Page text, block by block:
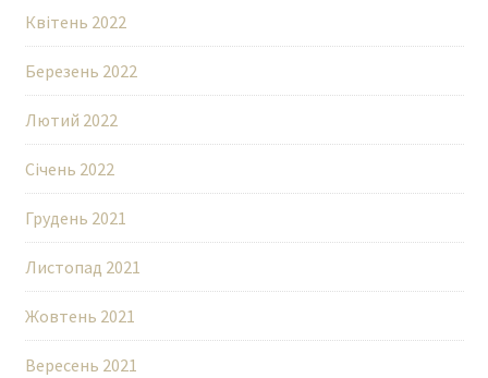
Квітень 2022
Березень 2022
Лютий 2022
Січень 2022
Грудень 2021
Листопад 2021
Жовтень 2021
Вересень 2021